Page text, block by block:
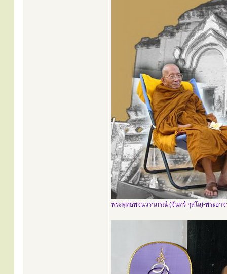
พระพุทธพจนวราภรณ์ (จันทร์ กุสโล)-พระอาจ